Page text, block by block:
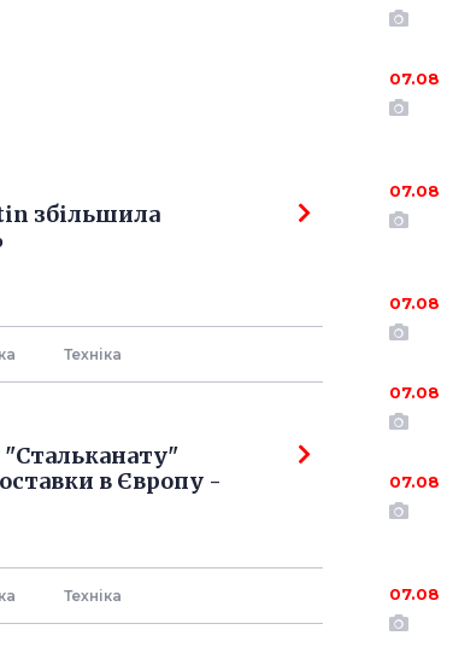
збільшила
Технiка
в Європу -
Технiка
07.08
07.08
07.08
07.08
07.08
07.08